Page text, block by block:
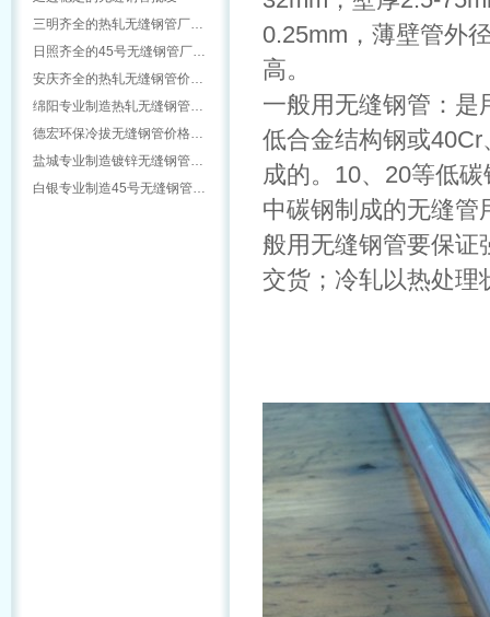
三明齐全的热轧无缝钢管厂…
日照齐全的45号无缝钢管厂…
安庆齐全的热轧无缝钢管价…
绵阳专业制造热轧无缝钢管…
德宏环保冷拔无缝钢管价格…
盐城专业制造镀锌无缝钢管…
白银专业制造45号无缝钢管…
0.25mm，薄壁管外
高。
一般用无缝钢管：是
低合金结构钢或
成的。10、20等低
中碳钢制成的无缝管
般用无缝钢管要保证
交货；冷轧以热处理